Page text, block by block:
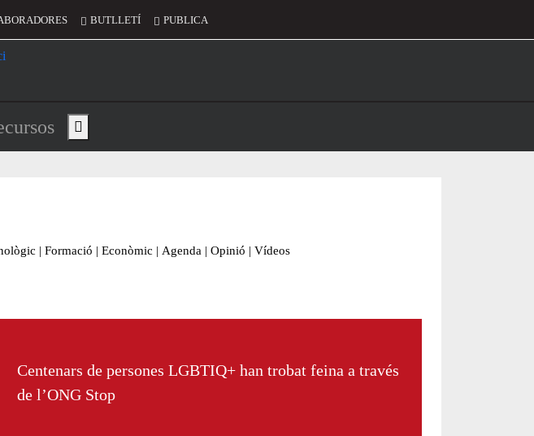
BUTLLETÍ PUBLICA
de l'encapçalament
Show main menu
| Formació | Econòmic | Agenda | Opinió | Vídeos
Centenars de persones LGBTIQ+ han trobat feina a través
de l’ONG Stop